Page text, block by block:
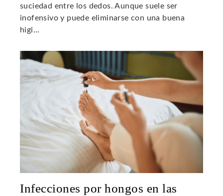
suciedad entre los dedos. Aunque suele ser
inofensivo y puede eliminarse con una buena
higi...
Infecciones por hongos en las